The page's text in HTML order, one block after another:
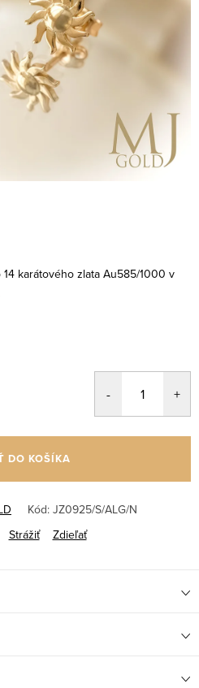
karátového zlata Au585/1000 v
DO KOŠÍKA
Kód: JZ0925/S/ALG/N
Strážiť Zdieľať